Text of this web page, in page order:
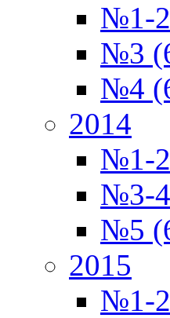
№1-
№3
№4
2014
№1-
№3-
№5
2015
№1-